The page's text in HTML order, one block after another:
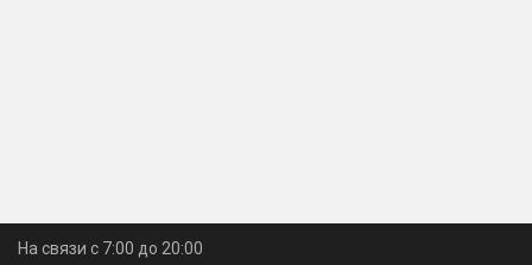
На связи с 7:00 до 20:00